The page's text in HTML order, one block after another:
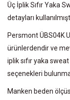
Üç İplik Sıfır Yaka
detayları
Persmont ÜBS04K
ürünlerdendir ve
iplik sıfır yaka
seçenekleri
Manken beden